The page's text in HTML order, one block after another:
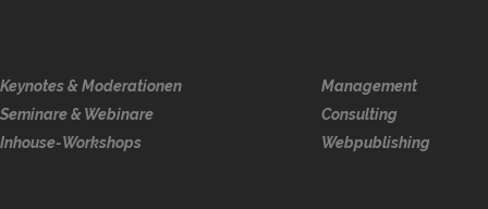
Keynotes & Moderationen
Seminare & Webinare
Inhouse-Workshops
Management
Consulting
Webpublishing